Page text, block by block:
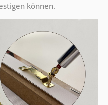
können.